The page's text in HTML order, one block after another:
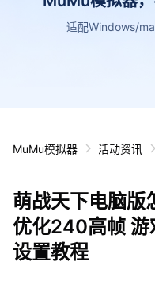
适配Windows/
MuMu模拟器 活动资讯
萌战天下电脑版
优化240高帧 游
设置教程